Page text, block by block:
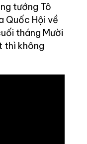
tướng Tô
Quốc Hội về
tháng Mười
thì không